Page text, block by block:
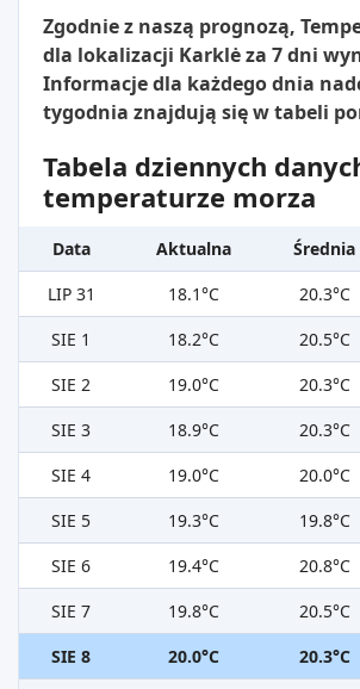
Zgodnie z naszą prognozą,
dla lokalizacji Karklė za 7 dni
Informacje dla każdego dnia
tygodnia znajdują się w tabeli
Tabela dziennych
temperaturze morza
Data Aktualna Średnia
LIP 31
18.1°C
20.3°C
SIE 1
18.2°C
20.5°C
SIE 2
19.0°C
20.3°C
SIE 3
18.9°C
20.3°C
SIE 4
19.0°C
20.0°C
SIE 5
19.3°C
19.8°C
SIE 6
19.4°C
20.8°C
SIE 7
19.8°C
20.5°C
SIE 8
20.0°C 20.3°C